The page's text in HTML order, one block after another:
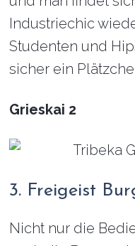
Industriechic
Studenten und
sicher ein
Grieskai 2
3. Freigeist
Nicht nur die